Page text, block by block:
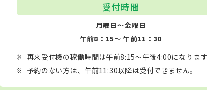
受付時間
月曜日～金曜日
午前8：15～ 午前11：30
再来受付機の稼働時間は午前8:15～午後4:00になりま
予約のない方は、午前11:30以降は受付できません。